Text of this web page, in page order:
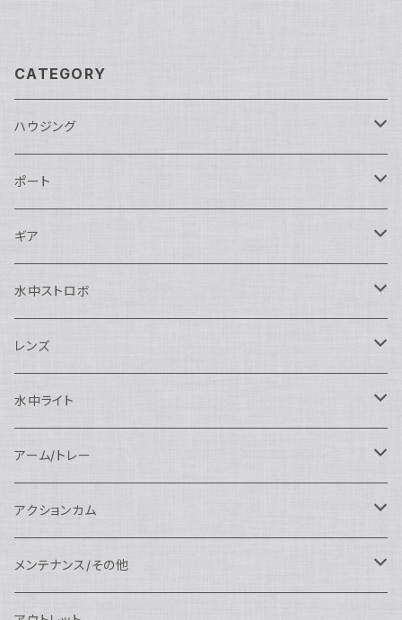
CATEGORY
ハウジング
Nikon用
Nauticam
SEA&SEA
Canon用
Nauticam
SEA&SEA
Sony用
Nautciam
SEA&SEA
OM SYSTEM用
Nauticam
AOI
Panasonic用
Nauticam
FUJIFILM用
Nauticam
Nauticam
Nikon用
Canon用
SEA&SEA
Sony用
ポート
Nauticam
N120ドームポート
N120マクロポート
N100エクステンションリング
SEA&SEA
ドームポート
マクロポート
AOI
ドームポート
フラットポート
FIX
アクセサリー
Athena
ドームポート
ギア
AOI
OM SYSTEM用
Nauticam
SEA&SEA
水中ストロボ
SEA&SEA
アクセサリー
AOI
アクセサリー
アクセサリー
weefine
アクセサリー
レンズ
マクロコンバージョンレンズ
Nauticam
AOI
ワイドコンバージョンレンズ
Nauticam
AOI
ワイドアングルコンバージョンポート
Nauticam
レンズオプション
AOI
水中ライト
大光量 3000ルーメン以上
リングライト
FIX
オプション
アーム/トレー
アーム
SEA&SEA
Nauticam
フロートアーム
Nauticam
アクションカム
レンズ
AOI
メンテナンス/その他